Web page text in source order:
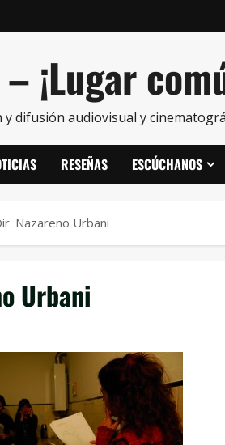
¡Lugar
difusión audiovisual y
RESEÑAS ESCÚCHANOS
Nazareno Urbani
Urbani